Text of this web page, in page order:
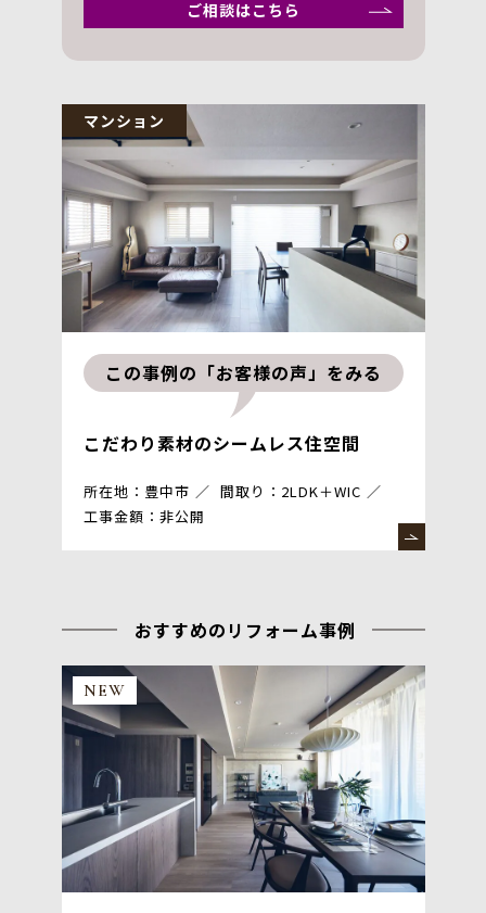
ご相談はこちら
この事例の「お客様の声」をみる
こだわり素材のシームレス住空間
所在地：豊中市
間取り：2LDK＋WIC
工事金額：非公開
マンション
おすすめのリフォーム事例
NEW